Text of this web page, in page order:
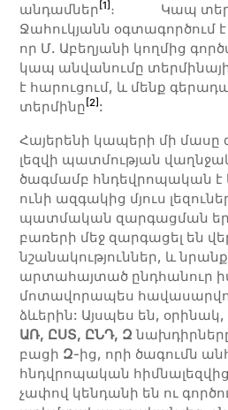
անդամներ [1] ։ Կապ
Ջահուկյանն օգտագործում է
որ Մ. Աբեղյանի կողմից
կապ անվանումը
է հարուցում, և մենք
տերմինը [2] :
Հայերենի կապերի մի մասը
լեզվի պատմության
ծագմամբ հնդեվրոպական է
ունի ազգակից մյուս
պատմական զարգացման
բառերի մեջ զարգացել են
նշանակություններ, և
արտահայտած ընդհանուր
մոտավորապես
ձևերին: Այսպես են,
ԱՌ, ԸՍՏ, ԸՆԴ, Զ
բացի Զ-ից, որի ծագումն
հնդվրոպական
չափով կենդանի են ու